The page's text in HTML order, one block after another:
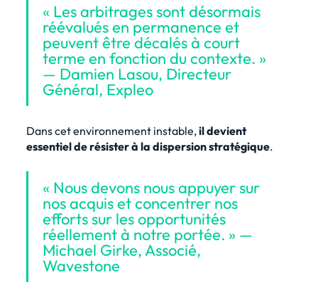
« Les arbitrages sont désormais
réévalués en permanence et
peuvent être décalés à court
terme en fonction du contexte. »
— Damien Lasou, Directeur
Général, Expleo
Dans cet environnement instable,il devient
essentiel de résister à la dispersion stratégique.
« Nous devons nous appuyer sur
nos acquis et concentrer nos
efforts sur les opportunités
réellement à notre portée. » —
Michael Girke, Associé,
Wavestone